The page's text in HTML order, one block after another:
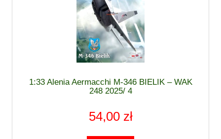
1:33 Alenia Aermacchi M-346 BIELIK – WAK
248 2025/ 4
54,00 zł